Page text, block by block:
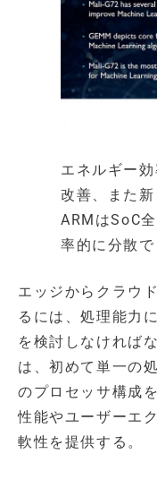
エネルギー
改善、また
ARMはSoC
率的に分散で
エッジからクラウ
るには、処理能力
を検討しなければ
は、初めて単一の
のプロセッサ構成
性能やユーザーエ
軟性を提供する。